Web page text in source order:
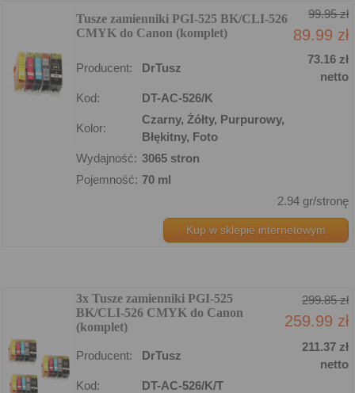
Tusze zamienniki PGI-525 BK/CLI-526
CMYK do Canon (komplet)
99.95 zł
89.99 zł
Producent: DrTusz
73.16 zł
netto
Kod:
DT-AC-526/K
Kolor:
Czarny, Żółty, Purpurowy,
Błękitny, Foto
Wydajność: 3065 stron
Pojemność: 70 ml
2.94 gr/stronę
Kup w sklepie internetowym
3x Tusze zamienniki PGI-525
BK/CLI-526 CMYK do Canon
(komplet)
299.85 zł
259.99 zł
Producent: DrTusz
211.37 zł
netto
Kod:
DT-AC-526/K/T